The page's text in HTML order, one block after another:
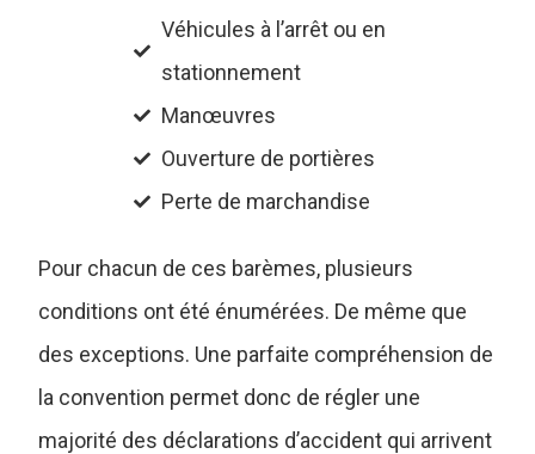
Véhicules à l’arrêt ou en
stationnement
Manœuvres
Ouverture de portières
Perte de marchandise
Pour chacun de ces barèmes, plusieurs
conditions ont été énumérées. De même que
des exceptions. Une parfaite compréhension de
la convention permet donc de régler une
majorité des déclarations d’accident qui arrivent